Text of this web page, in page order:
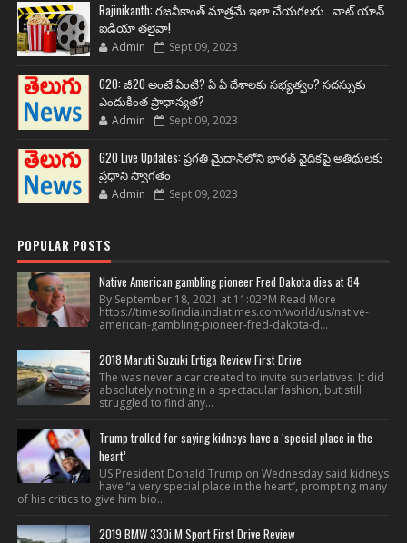
Rajinikanth: రజనీకాంత్ మాత్రమే ఇలా చేయగలరు.. వాట్ యాన్
ఐడియా తలైవా!
Admin Sept 09, 2023
G20: జీ20 అంటే ఏంటి? ఏ ఏ దేశాలకు సభ్యత్వం? సదస్సుకు
ఎందుకింత ప్రాధాన్యత?
Admin Sept 09, 2023
G20 Live Updates: ప్రగతి మైదాన్‌లోని భారత్ వైదికపై అతిథులకు
ప్రధాని స్వాగతం
Admin Sept 09, 2023
POPULAR POSTS
Native American gambling pioneer Fred Dakota dies at 84
By September 18, 2021 at 11:02PM Read More
https://timesofindia.indiatimes.com/world/us/native-
american-gambling-pioneer-fred-dakota-d...
2018 Maruti Suzuki Ertiga Review First Drive
The was never a car created to invite superlatives. It did
absolutely nothing in a spectacular fashion, but still
struggled to find any...
Trump trolled for saying kidneys have a ‘special place in the
heart’
US President Donald Trump on Wednesday said kidneys
have “a very special place in the heart”, prompting many
of his critics to give him bio...
2019 BMW 330i M Sport First Drive Review